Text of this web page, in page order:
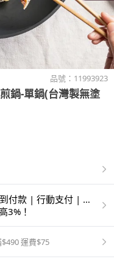
品號： 11993923
鍋-單鍋(台灣製無塗
付款 | 行動支付 | 超
3%！
運費$75